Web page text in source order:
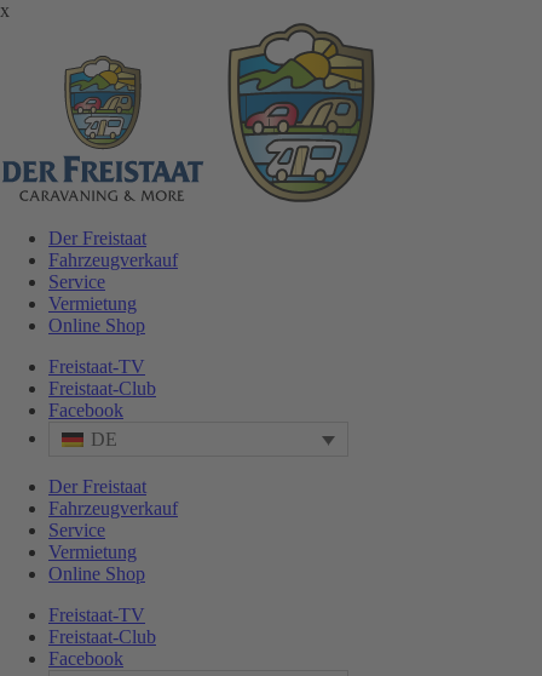
x
Der Freistaat
Fahrzeugverkauf
Service
Vermietung
Online Shop
Freistaat-TV
Freistaat-Club
Facebook
DE
Der Freistaat
Fahrzeugverkauf
Service
Vermietung
Online Shop
Freistaat-TV
Freistaat-Club
Facebook